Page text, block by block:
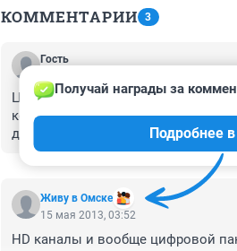
КОММЕНТАРИИ 3
Гость
Цены то не очень
которых, в принципе, ничего не
деньги (с третьего месяца 994
Живу в Омске
Получай награды за
Подробнее
15 мая 2013, 03:52
HD каналы и вообще цифровой